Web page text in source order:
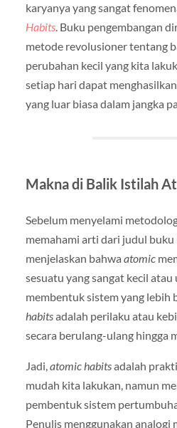
karyanya yang sangat
Habits. Buku pengembangan
metode revolusioner tentang
perubahan kecil yang kita
setiap hari dapat
yang luar biasa dalam jangka
Makna di Balik Istilah
Sebelum menyelami
memahami arti dari judul buku
menjelaskan bahwa atomic
sesuatu yang sangat kecil
membentuk sistem yang lebih
habitsadalah perilaku atau
secara berulang-ulang hingga
Jadi, atomic habitsadalah
mudah kita lakukan, namun
pembentuk sistem
Penulis menggunakan analogi